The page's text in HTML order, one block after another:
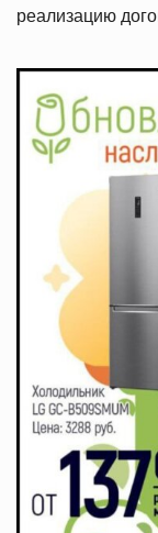
реализацию